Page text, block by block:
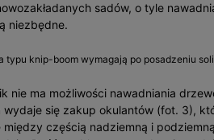
sadów, o tyle
niezbędne.
typu knip-boom wymagają po posadzeniu
nie ma możliwości nawadniania
się zakup okulantów (fot. 3),
między częścią nadziemną i